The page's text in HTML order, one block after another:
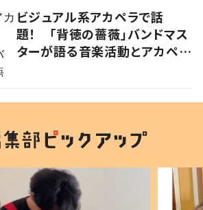
ビジュアル系アカペラで話
題！ 「背徳の薔薇」バンドマス
ターが語る音楽活動とアカペラ